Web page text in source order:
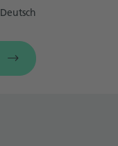
Deutsch